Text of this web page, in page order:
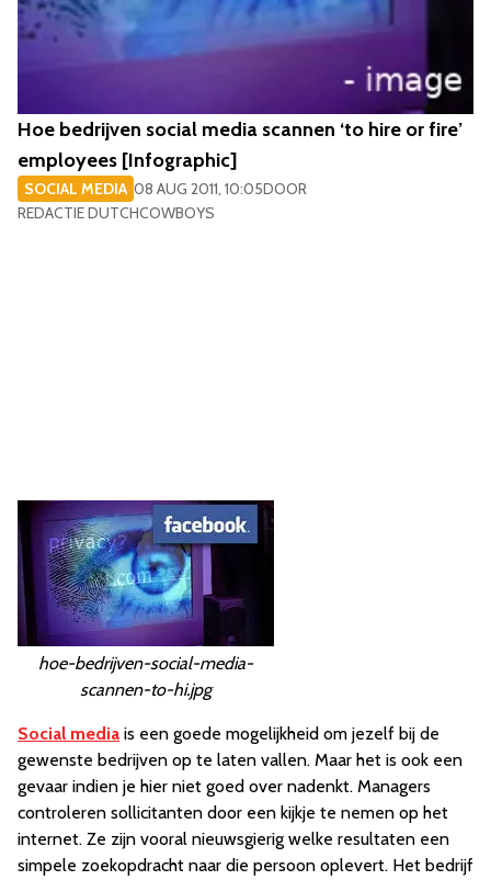
Hoe bedrijven social media scannen ‘to hire or fire’
employees [Infographic]
SOCIAL MEDIA 08 AUG 2011, 10:05DOOR
REDACTIE DUTCHCOWBOYS
hoe-bedrijven-social-media-
scannen-to-hi.jpg
Social media is een goede mogelijkheid om jezelf bij de
gewenste bedrijven op te laten vallen. Maar het is ook een
gevaar indien je hier niet goed over nadenkt. Managers
controleren sollicitanten door een kijkje te nemen op het
internet. Ze zijn vooral nieuwsgierig welke resultaten een
simpele zoekopdracht naar die persoon oplevert. Het bedrijf